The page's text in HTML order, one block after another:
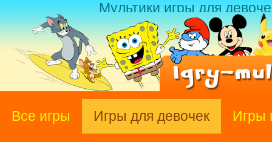
Мультики игры для
Все игры Игры для девочек Игры